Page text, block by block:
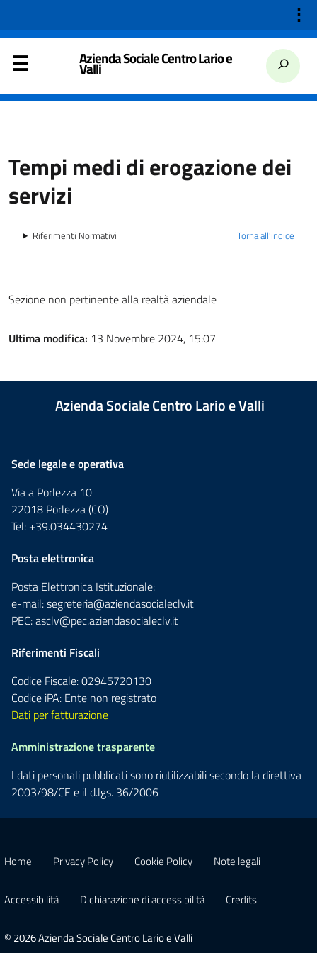
⋮
Azienda Sociale Centro Lario e
Valli
Tempi medi di erogazione dei
servizi
Torna all'indice
Riferimenti Normativi
Sezione non pertinente alla realtà aziendale
Ultima modifica: 13 Novembre 2024, 15:07
Azienda Sociale Centro Lario e Valli
Sede legale e operativa
Via a Porlezza 10
22018 Porlezza (CO)
Tel: +39.034430274
Posta elettronica
Posta Elettronica Istituzionale:
e-mail:segreteria@aziendasocialeclv.it
PEC:asclv@pec.aziendasocialeclv.it
Riferimenti Fiscali
Codice Fiscale: 02945720130
Codice iPA: Ente non registrato
Dati per fatturazione
Amministrazione trasparente
I dati personali pubblicati sono riutilizzabili secondo la direttiva
2003/98/CE e il d.lgs. 36/2006
Home Privacy Policy Cookie Policy Note legali
Accessibilità Dichiarazione di accessibilità Credits
© 2026 Azienda Sociale Centro Lario e Valli